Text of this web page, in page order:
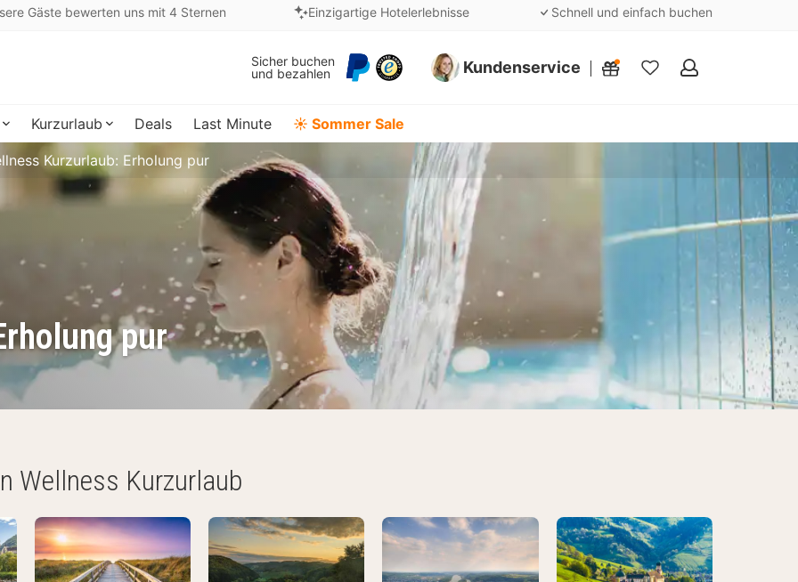
Gäste bewerten uns mit 4 Sternen Einzigartige Hotelerlebnisse Schnell und einfach buchen
Sicher buchen
und bezahlen
Kundenservice
Meine
Kurzurlaub Deals Last Minute ☀️ Sommer Sale
pur
Kurzurlaub: Erholung pur
Wellness Kurzurlaub